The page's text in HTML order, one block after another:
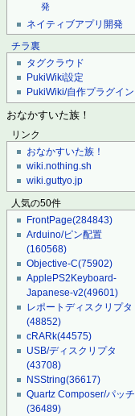
発
ネイティブアプリ開発
チラ裏
タグクラウド
PukiWiki設定
PukiWiki/自作プラグイン
おなかすいた族！
リンク
おなかすいた族！
wiki.nothing.sh
wiki.guttyo.jp
人気の50件
FrontPage(284843)
Arduino/ピン配置
(160568)
Objective-C(75902)
ApplePS2Keyboard-
Japanese-v2(49601)
レポートディスクリプタ
(48852)
cRARk(44575)
USB/ディスクリプタ
(43708)
NSString(36617)
Quartz Composer/パッチ
(36489)